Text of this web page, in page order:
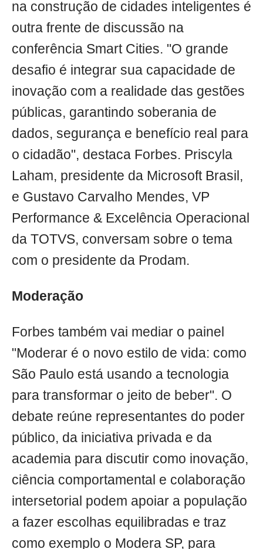
na construção de cidades inteligentes é
outra frente de discussão na
conferência Smart Cities. "O grande
desafio é integrar sua capacidade de
inovação com a realidade das gestões
públicas, garantindo soberania de
dados, segurança e benefício real para
o cidadão", destaca Forbes. Priscyla
Laham, presidente da Microsoft Brasil,
e Gustavo Carvalho Mendes, VP
Performance & Excelência Operacional
da TOTVS, conversam sobre o tema
com o presidente da Prodam.
Moderação
Forbes também vai mediar o painel
"Moderar é o novo estilo de vida: como
São Paulo está usando a tecnologia
para transformar o jeito de beber". O
debate reúne representantes do poder
público, da iniciativa privada e da
academia para discutir como inovação,
ciência comportamental e colaboração
intersetorial podem apoiar a população
a fazer escolhas equilibradas e traz
como exemplo o Modera SP, para